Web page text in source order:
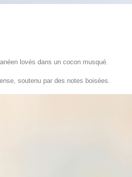
lovés dans un cocon musqué.
soutenu par des notes boisées.